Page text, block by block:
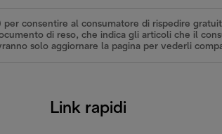
per consentire al consumatore di rispedire
di reso, che indica gli articoli che il
solo aggiornare la pagina per vederli
Link rapidi